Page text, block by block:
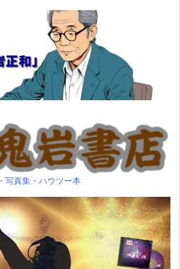
写真集・ハウツー本